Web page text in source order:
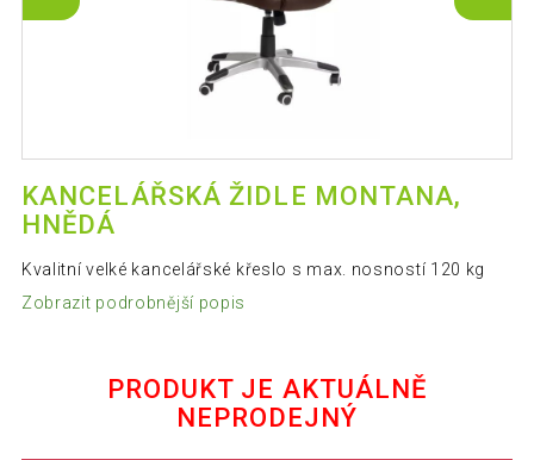
KANCELÁŘSKÁ ŽIDLE MONTANA,
HNĚDÁ
Kvalitní velké kancelářské křeslo s max. nosností 120 kg
Zobrazit podrobnější popis
PRODUKT JE AKTUÁLNĚ
NEPRODEJNÝ